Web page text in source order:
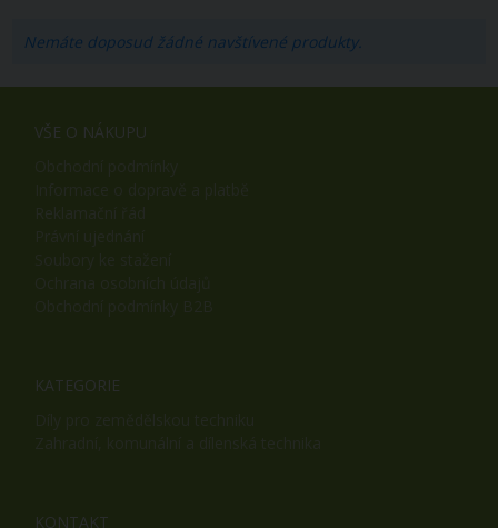
Nemáte doposud žádné navštívené produkty.
VŠE O NÁKUPU
KATEGORIE
KONTAKT